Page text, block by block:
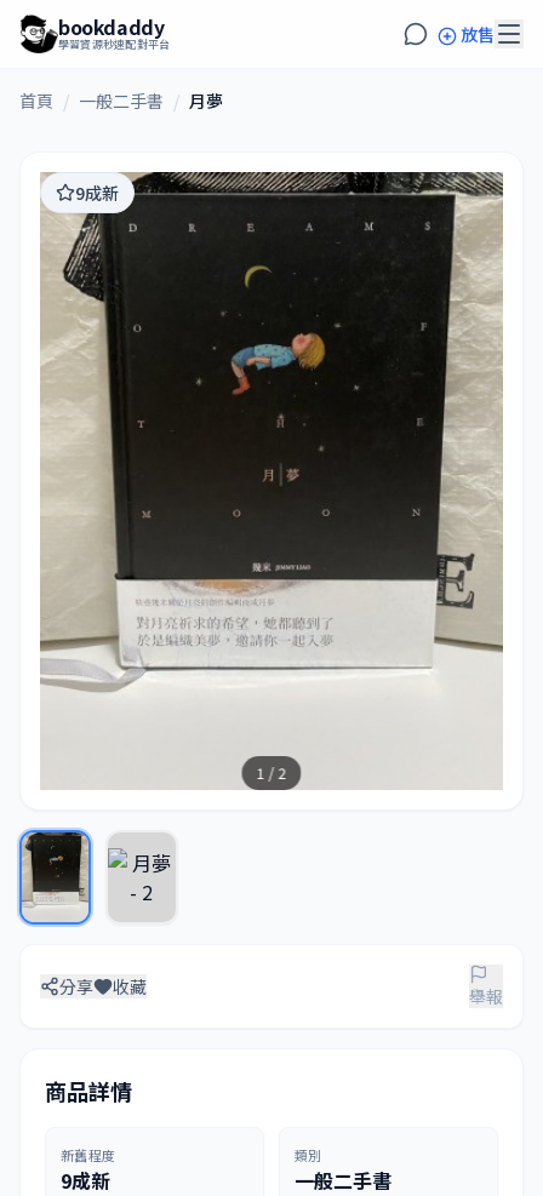
bookdaddy
學習資源秒速配對平台 放售
首頁 / 一般二手書 / 月夢
1 / 2
9成新
分享 收藏 舉報
商品詳情
新舊程度
9成新
類別
一般二手書